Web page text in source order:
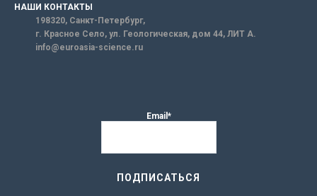
НАШИ КОНТАКТЫ
198320, Санкт-Петербург,
г. Красное Село, ул. Геологическая, дом 44, ЛИТ А.
info@euroasia-science.ru
Email*